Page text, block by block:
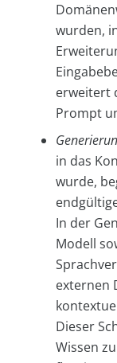
wurden,
erweitert
Prompt
in das
wurde,
In der
Modell
externen
Dieser
Wissen